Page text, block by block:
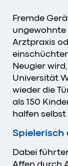
Fremde
ungewohnte
Arztpraxis
Neugier
Universität
wieder die
als 150
halfen
Dabei
Affen durch